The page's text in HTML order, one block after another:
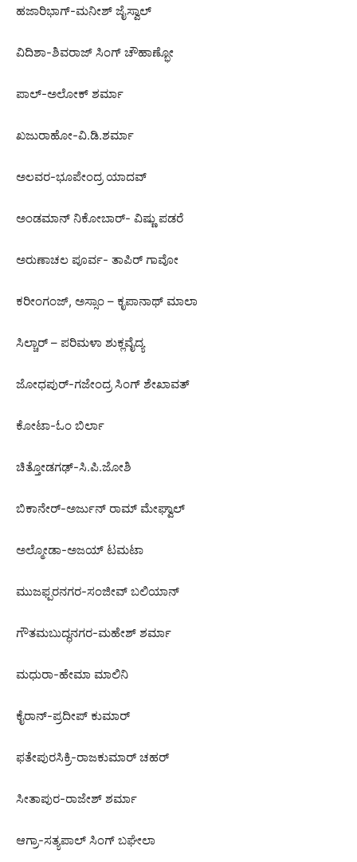
ಹಜಾರಿಭಾಗ್-ಮನೀಶ್ ಜೈಸ್ವಾಲ್
ವಿದಿಶಾ-ಶಿವರಾಜ್ ಸಿಂಗ್ ಚೌಹಾಣ್ಭೋ
ಪಾಲ್-ಅಲೋಕ್ ಶರ್ಮಾ
ಖಜುರಾಹೋ-ವಿ.ಡಿ.ಶರ್ಮಾ
ಅಲವರ-ಭೂಪೇಂದ್ರ ಯಾದವ್
ಅಂಡಮಾನ್ ನಿಕೋಬಾರ್- ವಿಷ್ಣು ಪಡರೆ
ಅರುಣಾಚಲ ಪೂರ್ವ- ತಾಪಿರ್ ಗಾವೋ
ಕರೀಂಗಂಜ್, ಅಸ್ಸಾಂ – ಕೃಪಾನಾಥ್ ಮಾಲಾ
ಸಿಲ್ಚಾರ್ – ಪರಿಮಳಾ ಶುಕ್ಲವೈದ್ಯ
ಜೋಧಪುರ್-ಗಜೇಂದ್ರ ಸಿಂಗ್ ಶೇಖಾವತ್
ಕೋಟಾ-ಓಂ ಬಿರ್ಲಾ
ಚಿತ್ತೋಡಗಢ್-ಸಿ.ಪಿ.ಜೋಶಿ
ಬಿಕಾನೇರ್-ಅರ್ಜುನ್ ರಾಮ್ ಮೇಘ್ವಾಲ್
ಅಲ್ಮೋಡಾ-ಅಜಯ್ ಟಮಟಾ
ಮುಜಫ್ಪರನಗರ-ಸಂಜೀವ್ ಬಲಿಯಾನ್
ಗೌತಮಬುದ್ಧನಗರ-ಮಹೇಶ್ ಶರ್ಮಾ
ಮಧುರಾ-ಹೇಮಾ ಮಾಲಿನಿ
ಕೈರಾನ್-ಪ್ರದೀಪ್ ಕುಮಾರ್
ಫತೇಪುರಸಿಕ್ರಿ-ರಾಜಕುಮಾರ್ ಚಹರ್
ಸೀತಾಪುರ-ರಾಜೇಶ್ ಶರ್ಮಾ
ಆಗ್ರಾ-ಸತ್ಯಪಾಲ್ ಸಿಂಗ್ ಬಘೇಲಾ